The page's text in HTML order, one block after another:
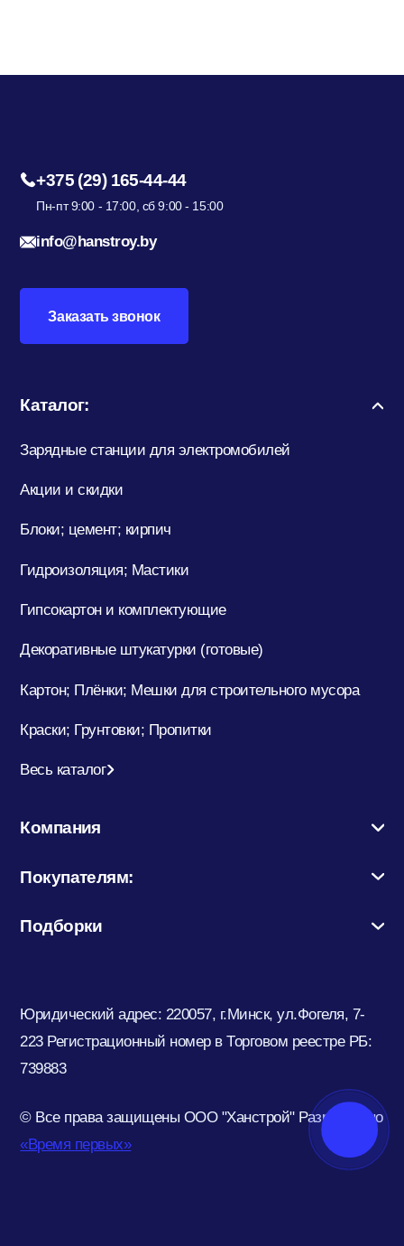
+375 (29) 165-44-44
Пн-пт 9:00 - 17:00, сб 9:00 - 15:00
info@hanstroy.by
Заказать звонок
Каталог:
Зарядные станции для электромобилей
Акции и скидки
Блоки; цемент; кирпич
Гидроизоляция; Мастики
Гипсокартон и комплектующие
Декоративные штукатурки (готовые)
Картон; Плёнки; Мешки для строительного мусора
Краски; Грунтовки; Пропитки
Весь каталог
Компания
Покупателям:
Подборки
Юридический адрес: 220057, г.Минск, ул.Фогеля, 7-
223 Регистрационный номер в Торговом реестре РБ:
739883
© Все права защищены ООО "Ханстрой" Разработано
«Время первых»